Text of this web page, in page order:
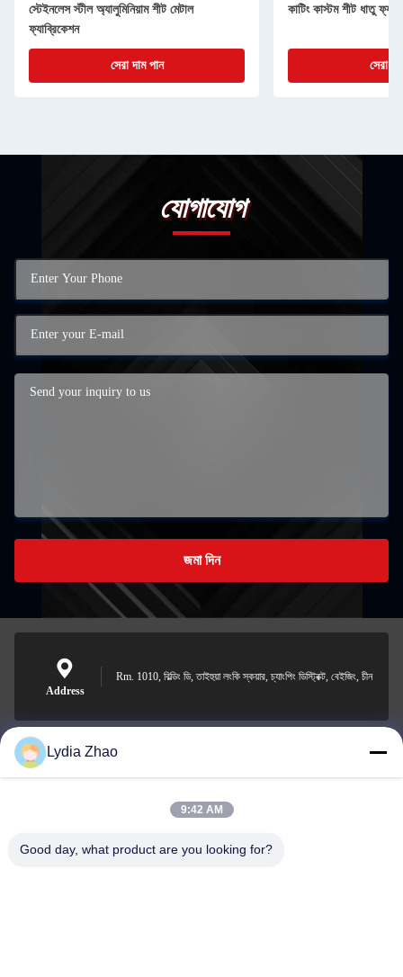
স্টেইনলেস স্টীল অ্যালুমিনিয়াম শীট মেটাল
ফ্যাব্রিকেশন
সেরা দাম পান
কাটিং কাস্টম শীট ধাতু
সেরা
যোগাযোগ
জমা দিন
Address
Rm. 1010, বিল্ডিং ডি, তাইহুয়া লংকি স্কয়ার, চ্যাংপিং ডিস্ট্রিক্ট, বেইজিং, চীন
jesingd@vip.sina.com
Lydia Zhao
9:42 AM
Good day, what product are you looking for?